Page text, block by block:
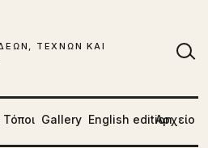
ΤΕΧΝΩΝ ΚΑΙ
Τόποι Gallery English editionΑρχείο